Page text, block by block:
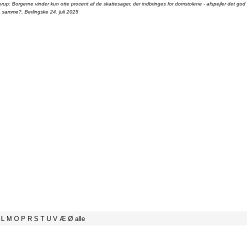
Borgerne vinder kun otte procent af de skattesager, der indbringes for domstolene - afspejler det god
Berlingske 24. juli 2025
L M O P R S T U V Æ Ø alle